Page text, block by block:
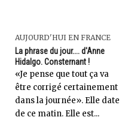
AUJOURD'HUI EN FRANCE
La phrase du jour.... d'Anne
Hidalgo. Consternant !
«Je pense que tout ça va
être corrigé certainement
dans la journée». Elle date
de ce matin. Elle est...